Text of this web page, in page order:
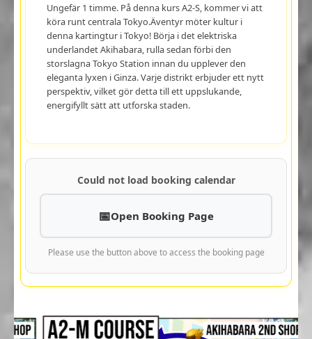
Ungefär 1 timme. På denna kurs A2-S, kommer vi att
köra runt centrala Tokyo.Äventyr möter kultur i
denna kartingtur i Tokyo! Börja i det elektriska
underlandet Akihabara, rulla sedan förbi den
storslagna Tokyo Station innan du upplever den
eleganta lyxen i Ginza. Varje distrikt erbjuder ett nytt
perspektiv, vilket gör detta till ett uppslukande,
energifyllt sätt att utforska staden.
Could not load booking calendar
Open Booking Page
Please use the button above to access the booking page